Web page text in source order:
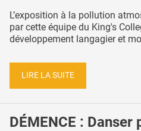
L’exposition à la pollution
par cette équipe du King's
développement langagier et
LIRE LA SUITE
DÉMENCE : Danser